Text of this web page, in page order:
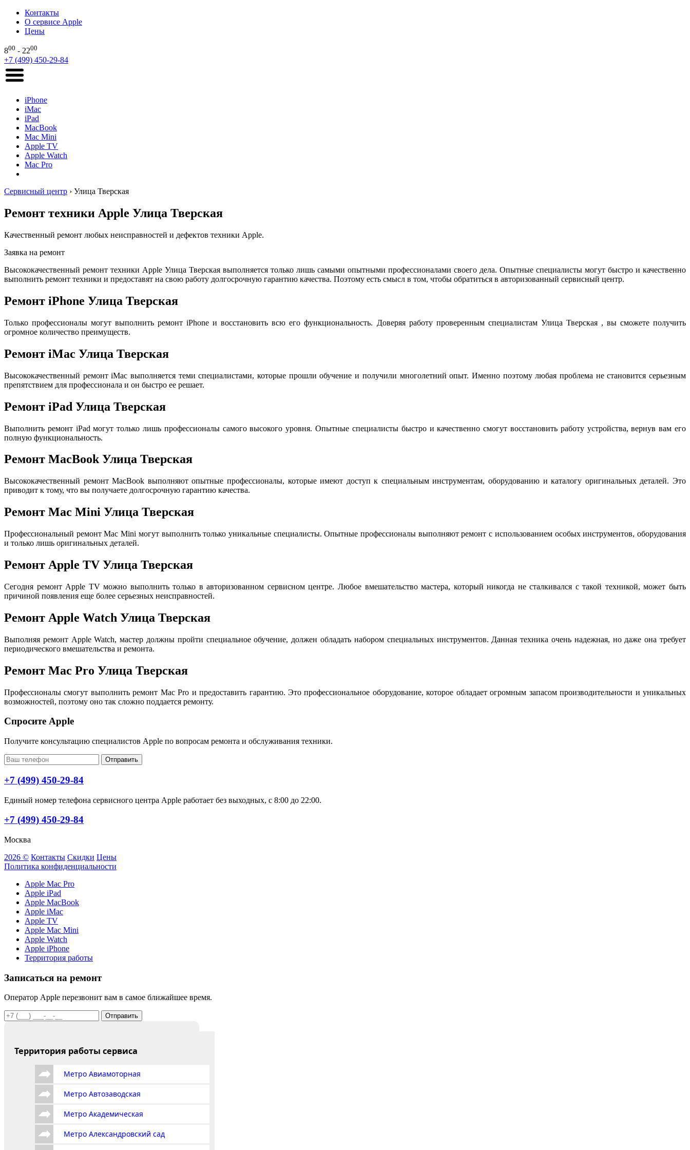
Контакты
О сервисе Apple
Цены
800 - 2200
+7 (499) 450-29-84
iPhone
iMac
iPad
MacBook
Mac Mini
Apple TV
Apple Watch
Mac Pro
Сервисный центр › Улица Тверская
Ремонт техники Apple Улица Тверская
Качественный ремонт любых неисправностей и дефектов техники Apple.
Заявка на ремонт
Высококачественный ремонт техники Apple Улица Тверская выполняется только лишь самыми опытными профессионалами своего дела. Опытные специалисты могут быстро и качественно
выполнить ремонт техники и предоставят на свою работу долгосрочную гарантию качества. Поэтому есть смысл в том, чтобы обратиться в авторизованный сервисный центр.
Ремонт iPhone Улица Тверская
Только профессионалы могут выполнить ремонт iPhone и восстановить всю его функциональность. Доверяя работу проверенным специалистам Улица Тверская , вы сможете получить
огромное количество преимуществ.
Ремонт iMac Улица Тверская
Высококачественный ремонт iMac выполняется теми специалистами, которые прошли обучение и получили многолетний опыт. Именно поэтому любая проблема не становится серьезным
препятствием для профессионала и он быстро ее решает.
Ремонт iPad Улица Тверская
Выполнить ремонт iPad могут только лишь профессионалы самого высокого уровня. Опытные специалисты быстро и качественно смогут восстановить работу устройства, вернув вам его
полную функциональность.
Ремонт MacBook Улица Тверская
Высококачественный ремонт MacBook выполняют опытные профессионалы, которые имеют доступ к специальным инструментам, оборудованию и каталогу оригинальных деталей. Это
приводит к тому, что вы получаете долгосрочную гарантию качества.
Ремонт Mac Mini Улица Тверская
Профессиональный ремонт Mac Mini могут выполнить только уникальные специалисты. Опытные профессионалы выполняют ремонт с использованием особых инструментов, оборудования
и только лишь оригинальных деталей.
Ремонт Apple TV Улица Тверская
Сегодня ремонт Apple TV можно выполнить только в авторизованном сервисном центре. Любое вмешательство мастера, который никогда не сталкивался с такой техникой, может быть
причиной появления еще более серьезных неисправностей.
Ремонт Apple Watch Улица Тверская
Выполняя ремонт Apple Watch, мастер должны пройти специальное обучение, должен обладать набором специальных инструментов. Данная техника очень надежная, но даже она требует
периодического вмешательства и ремонта.
Ремонт Mac Pro Улица Тверская
Профессионалы смогут выполнить ремонт Mac Pro и предоставить гарантию. Это профессиональное оборудование, которое обладает огромным запасом производительности и уникальных
возможностей, поэтому оно так сложно поддается ремонту.
Спросите Apple
Получите консультацию специалистов Apple по вопросам ремонта и обслуживания техники.
Отправить
+7 (499) 450-29-84
Единый номер телефона сервисного центра Apple работает без выходных, с 8:00 до 22:00.
+7 (499) 450-29-84
Москва
2026 © Контакты Скидки Цены
Политика конфиденциальности
Apple Mac Pro
Apple iPad
Apple MacBook
Apple iMac
Apple TV
Apple Mac Mini
Apple Watch
Apple iPhone
Территория работы
Записаться на ремонт
Оператор Apple перезвонит вам в самое ближайшее время.
Отправить
Территория работы сервиса
Метро Авиамоторная
Метро Автозаводская
Метро Академическая
Метро Александровский сад